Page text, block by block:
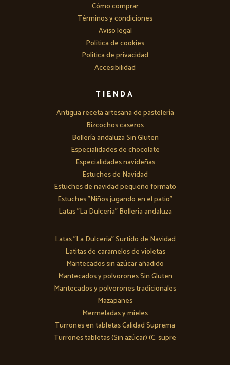
Cómo comprar
Términos y condiciones
Aviso legal
Política de cookies
Política de privacidad
Accesibilidad
TIENDA
Antigua receta artesana de pastelería
Bizcochos caseros
Bollería andaluza Sin Gluten
Especialidades de chocolate
Especialidades navideñas
Estuches de Navidad
Estuches de navidad pequeño formato
Estuches "Niños jugando en el patio"
Latas "La Dulcería" Bolleria andaluza
Latas "La Dulcería" Surtido de Navidad
Latitas de caramelos de violetas
Mantecados sin azúcar añadido
Mantecados y polvorones Sin Gluten
Mantecados y polvorones tradicionales
Mazapanes
Mermeladas y mieles
Turrones en tabletas Calidad Suprema
Turrones tabletas (Sin azúcar) (C. supre